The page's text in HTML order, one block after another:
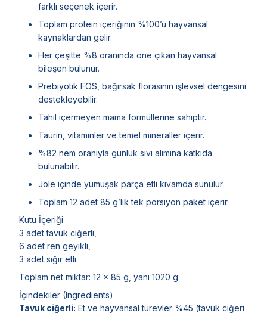
farklı seçenek içerir.
Toplam protein içeriğinin %100’ü hayvansal
kaynaklardan gelir.
Her çeşitte %8 oranında öne çıkan hayvansal
bileşen bulunur.
Prebiyotik FOS, bağırsak florasının işlevsel dengesini
destekleyebilir.
Tahıl içermeyen mama formüllerine sahiptir.
Taurin, vitaminler ve temel mineraller içerir.
%82 nem oranıyla günlük sıvı alımına katkıda
bulunabilir.
Jöle içinde yumuşak parça etli kıvamda sunulur.
Toplam 12 adet 85 g’lık tek porsiyon paket içerir.
Kutu İçeriği
3 adet tavuk ciğerli,
6 adet ren geyikli,
3 adet sığır etli.
Toplam net miktar: 12 x 85 g, yani 1020 g.
İçindekiler (Ingredients)
Tavuk ciğerli: Et ve hayvansal türevler %45 (tavuk ciğeri